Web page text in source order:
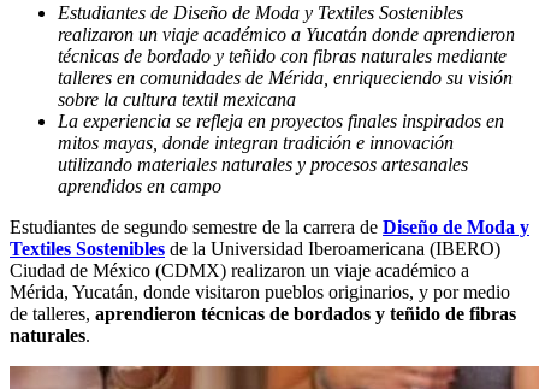
Estudiantes de Diseño de Moda y Textiles Sostenibles
realizaron un viaje académico a Yucatán donde aprendieron
técnicas de bordado y teñido con fibras naturales mediante
talleres en comunidades de Mérida, enriqueciendo su visión
sobre la cultura textil mexicana
La experiencia se refleja en proyectos finales inspirados en
mitos mayas, donde integran tradición e innovación
utilizando materiales naturales y procesos artesanales
aprendidos en campo
Estudiantes de segundo semestre de la carrera de Diseño de Moda y
Textiles Sostenibles de la Universidad Iberoamericana (IBERO)
Ciudad de México (CDMX) realizaron un viaje académico a
Mérida, Yucatán, donde visitaron pueblos originarios, y por medio
de talleres, aprendieron técnicas de bordados y teñido de fibras
naturales.